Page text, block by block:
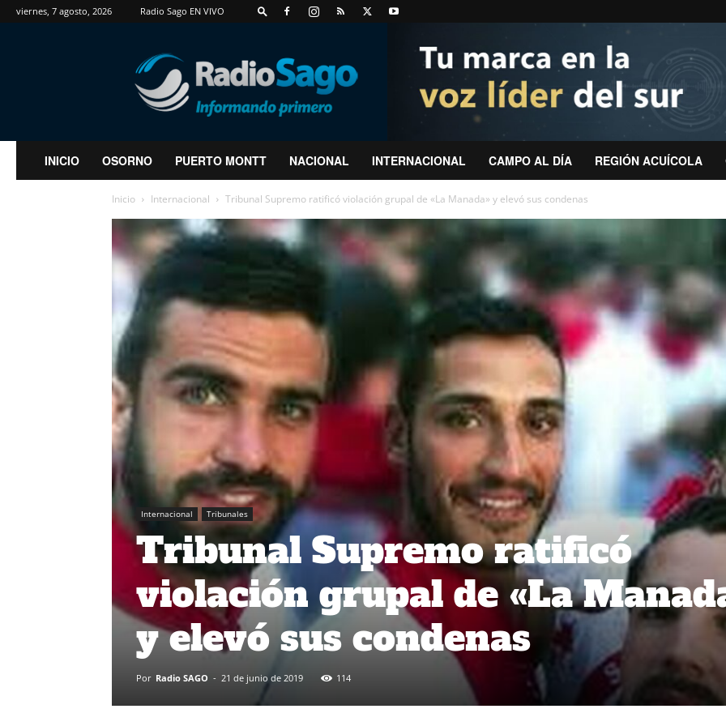
viernes, 7 agosto, 2026 Radio Sago EN VIVO
RadioSago
INICIO OSORNO PUERTO MONTT NACIONAL INTERNACIONAL CAMPO AL DÍA REGIÓN ACUÍCOLA
Inicio Internacional Tribunal Supremo ratificó violación grupal de «La Manada» y elevó sus condenas
Internacional Tribunales
Tribunal Supremo ratificó
violación grupal de «La
y elevó sus condenas
Por Radio SAGO - 21 de junio de 2019 114